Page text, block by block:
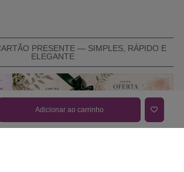
Adicionar ao carrinho
PRESENTE — SIMPLES, RÁPIDO E
ELEGANTE